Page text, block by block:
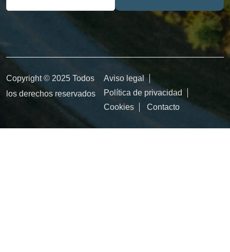
Copyright © 2025 Todos
los derechos reservados
Aviso legal
Política de privacidad
Cookies
Contacto